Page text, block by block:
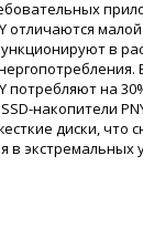
отличаются
в
потребляют на
SSD-накопители
диски, что
в экстремальных